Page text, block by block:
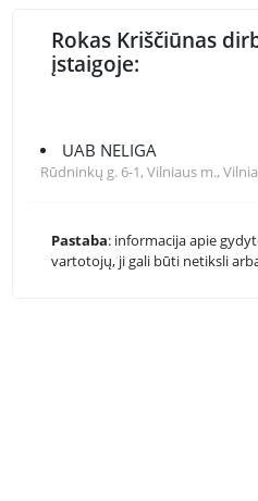
Rokas Kriščiūnas
įstaigoje:
UAB NELIGA
Rūdninkų g. 6-1, Vilniaus m.,
Pastaba: informacija apie
vartotojų, ji gali būti netiksli